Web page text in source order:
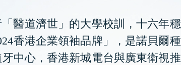
醫道濟世」的大學校訓，十六年穩
香港企業領袖品牌」，是諾貝爾種
中心，香港新城電台與廣東衛視推